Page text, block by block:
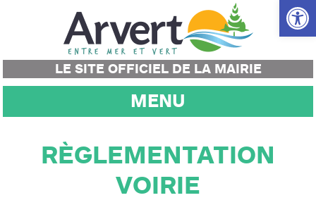
Ouvrir
LE SITE OFFICIEL DE LA MAIRIE
MENU
RÈGLEMENTATION
VOIRIE